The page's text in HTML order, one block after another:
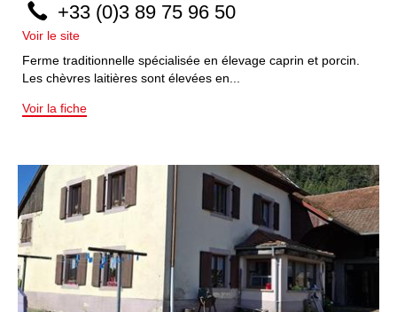
+33 (0)3 89 75 96 50
Voir le site
Ferme traditionnelle spécialisée en élevage caprin et porcin.
Les chèvres laitières sont élevées en...
Voir la fiche